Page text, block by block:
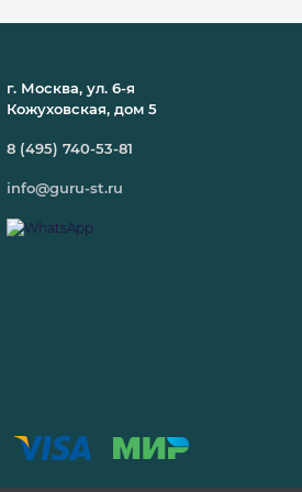
г. Москва, ул. 6-я
Кожуховская, дом 5
8 (495) 740-53-81
info@guru-st.ru